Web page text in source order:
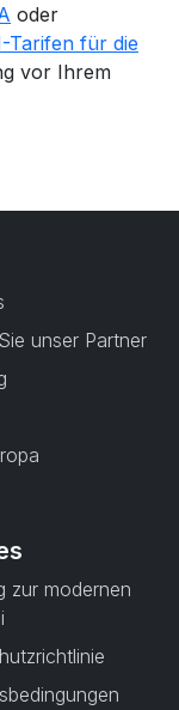
oder
Tarifen für die
vor Ihrem
unser Partner
zur modernen